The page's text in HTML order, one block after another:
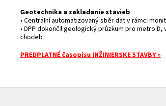
Geotechnika a zakladanie stavieb
• Centrální automatizovaný sběr dat v rámci
• DPP dokončil geologický průzkum pro metro
chodeb
PREDPLATNÉ časopisu INŽINIERSKE STAVBY »